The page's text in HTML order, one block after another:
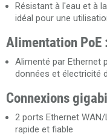
Résistant à l'eau et à
idéal pour une
Alimentation PoE :
Alimenté par Ethernet
données et électricité
Connexions
2 ports Ethernet
rapide et fiable